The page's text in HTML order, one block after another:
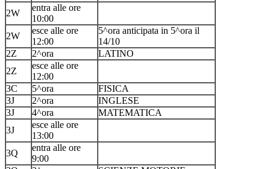
2W
entra alle ore
10:00
2W
esce alle ore
12:00
5^ora anticipata in 5^ora il
14/10
2Z
2^ora
LATINO
2Z
esce alle ore
12:00
3C
5^ora
FISICA
3J
2^ora
INGLESE
3J
4^ora
MATEMATICA
3J
esce alle ore
13:00
3Q
entra alle ore
9:00